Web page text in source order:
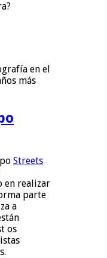
en el
más
Streets
en realizar
parte
a
os